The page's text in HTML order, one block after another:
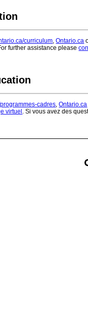
curriculum ,Ontario.ca
further assistance please
cadres ,Ontario.ca
virtuel . Si vous avez des